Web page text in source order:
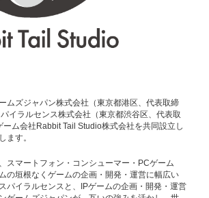
ムズジャパン株式会社（東京都港区、代表取締
イラルセンス株式会社（東京都渋谷区、代表取
ーム会社Rabbit Tail Studio株式会社を共同設立し
ます。
スマートフォン・コンシューマー・PCゲーム
の垣根なくゲームの企画・開発・運営に幅広い
パイラルセンスと、IPゲームの企画・開発・運営